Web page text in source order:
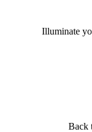
Illuminate
Back